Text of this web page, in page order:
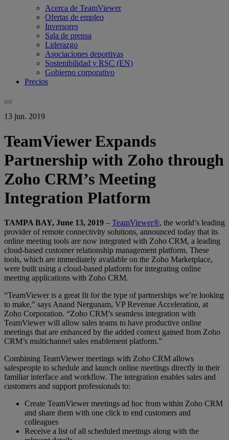
Acerca de TeamViewer
Ofertas de empleo
Inversores
Sala de prensa
Liderazgo
Asociaciones deportivas
Sostenibilidad y RSC (EN)
Gobierno corporativo
Precios
13 jun. 2019
TeamViewer Expands
Partnership with Zoho through
Zoho CRM’s Meeting
Integration Platform
TAMPA BAY, June 13, 2019 – TeamViewer®, the world’s leading
provider of remote connectivity solutions, announced today that its
online meeting tools are now integrated with Zoho CRM, a leading
cloud-based customer relationship management platform. These
tools, which are immediately available on the Zoho Marketplace,
were built using a cloud-based platform for integrating online
meeting applications with Zoho CRM.
“TeamViewer is a great fit for the type of partnerships we’re looking
to make,” says Anand Nergunam, VP Revenue Acceleration, at
Zoho Corporation. “Zoho CRM’s seamless integration with
TeamViewer will allow sales teams to have productive online
meetings that are enhanced by the added context gained from Zoho
CRM’s multichannel sales enablement platform.”
Combining TeamViewer meetings with Zoho CRM allows
salespeople to schedule and launch online meetings directly in their
familiar interface and workflow. The integration enables sales and
customers and support professionals to:
Create TeamViewer meetings ad hoc from within Zoho CRM
and share them with one click to end customers and
colleagues
Receive a list of all scheduled meetings along with the